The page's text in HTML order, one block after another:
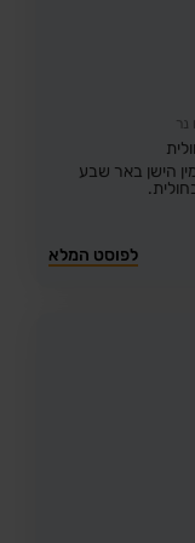
נר
הישן באר שבע
לפוסט המלא